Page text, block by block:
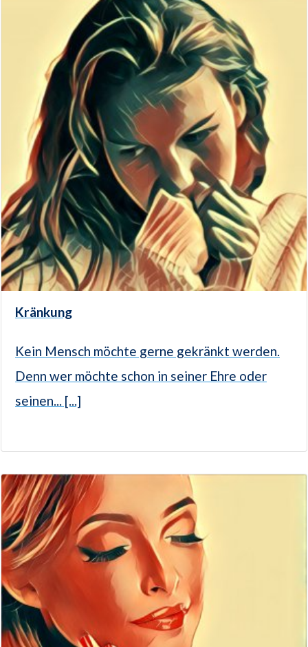
Kränkung
Kein Mensch möchte gerne gekränkt werden.
Denn wer möchte schon in seiner Ehre oder
seinen... [...]